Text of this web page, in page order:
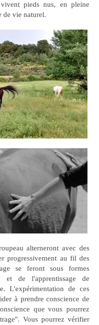
pieds nus, en pleine
de vie naturel.
alterneront avec des
progressivement au fil des
se feront sous formes
et de l'apprentissage de
L'expérimentation de ces
à prendre conscience de
que vous pourrez
Vous pourrez vérifier